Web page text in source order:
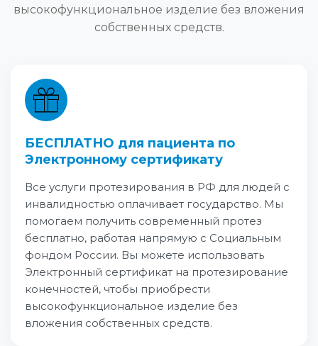
высокофункциональное изделие без вложения
собственных средств.
БЕСПЛАТНО для пациента по
Электронному сертификату
Все услуги протезирования в РФ для людей с
инвалидностью оплачивает государство. Мы
помогаем получить современный протез
бесплатно, работая напрямую с Социальным
фондом России. Вы можете использовать
Электронный сертификат на протезирование
конечностей, чтобы приобрести
высокофункциональное изделие без
вложения собственных средств.